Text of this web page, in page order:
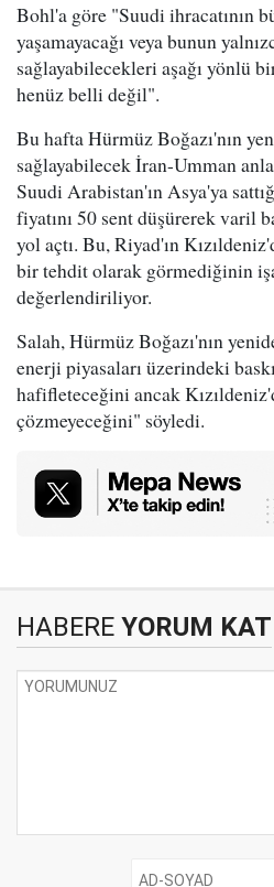
Bohl'a göre "Suudi ihracatının
yaşamayacağı veya bunun
sağlayabilecekleri aşağı yönlü
henüz belli değil".
Bu hafta Hürmüz Boğazı'nın
sağlayabilecek İran-Umman
Suudi Arabistan'ın Asya'ya
fiyatını 50 sent düşürerek varil
yol açtı. Bu, Riyad'ın
bir tehdit olarak görmediğinin
değerlendiriliyor.
Salah, Hürmüz Boğazı'nın
enerji piyasaları üzerindeki
hafifleteceğini ancak
çözmeyeceğini" söyledi.
HABERE YORUM KAT